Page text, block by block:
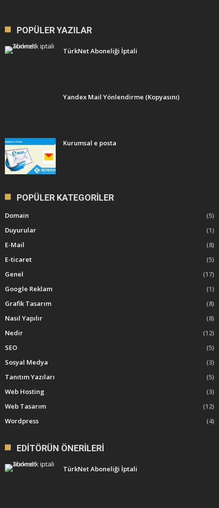
POPÜLER YAZILAR
TürkNet Aboneliği İptali
Yandex Mail Yönlendirme (Kopyasını)
Kurumsal e posta
POPÜLER KATEGORILER
Domain
(5)
Duyurular
(1)
E-Mail
(8)
E-ticaret
(5)
Genel
(17)
Google Reklam
(1)
Grafik Tasarım
(8)
Nasıl Yapılır
(8)
Nedir
(12)
SEO
(5)
Sosyal Medya
(3)
Tanıtım Yazıları
(5)
Web Hosting
(3)
Web Tasarım
(12)
Wordpress
(4)
EDITÖRÜN ÖNERILERI
TürkNet Aboneliği İptali